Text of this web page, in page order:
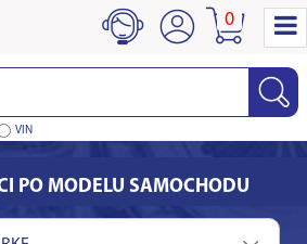
VIN
0
PO MODELU SAMOCHODU